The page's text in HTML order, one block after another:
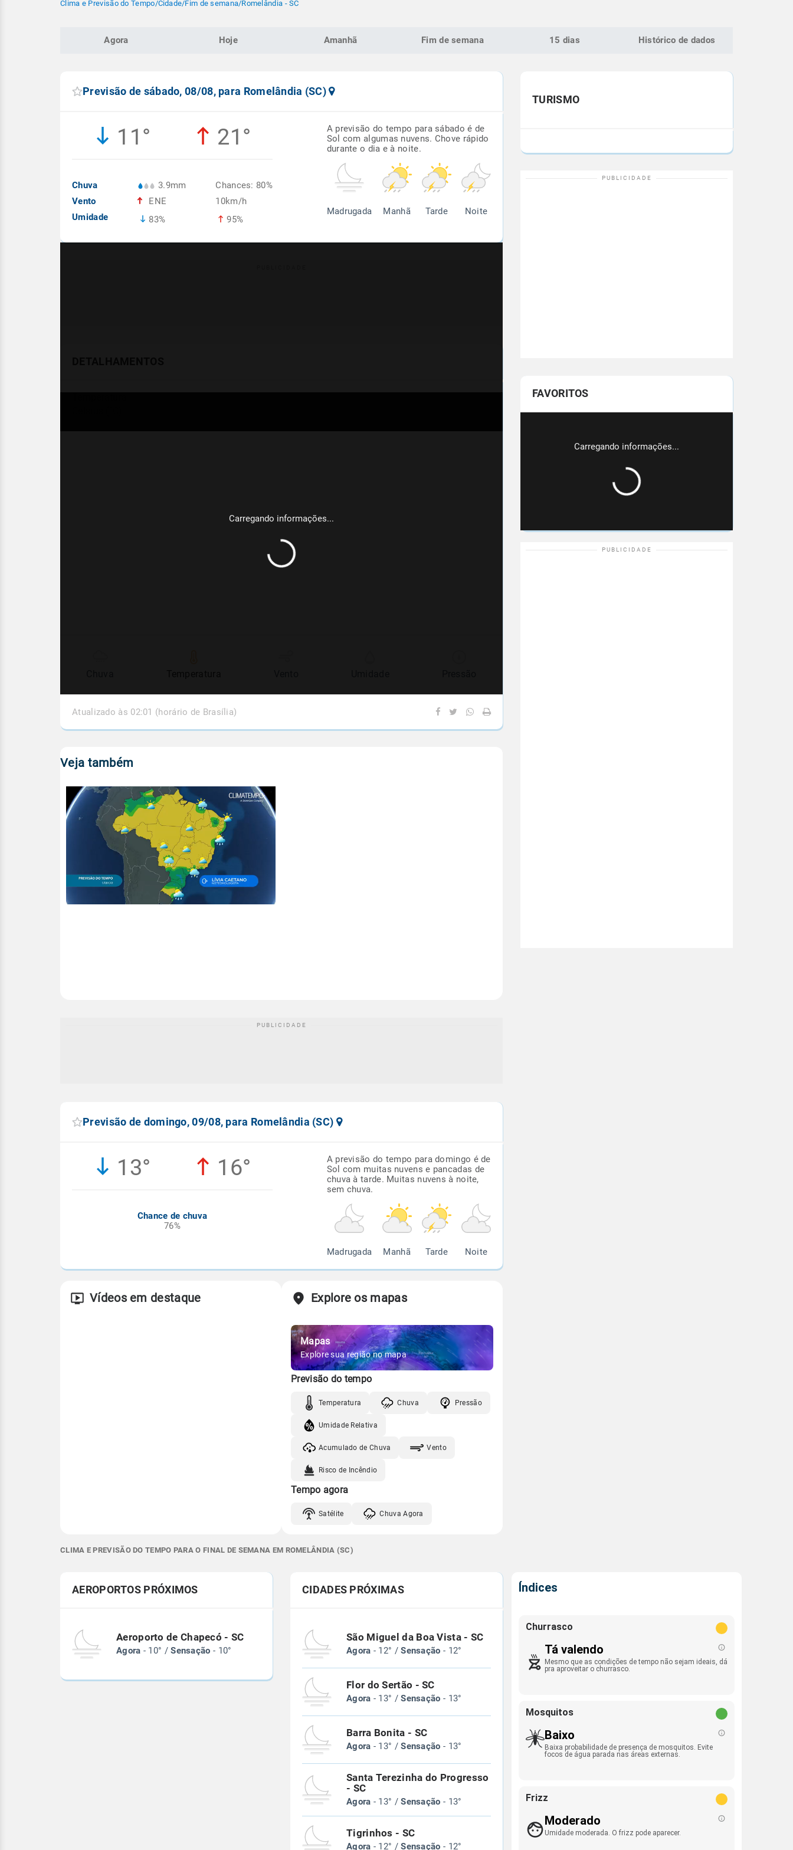
Clima e Previsão do Tempo/Cidade/Fim de semana/Romelândia - SC
Agora Hoje Amanhã Fim de semana 15 dias Histórico de dados
Previsão de sábado, 08/08, para Romelândia (SC)
11° 21°
Chuva
Vento
Umidade
3.9mm
ENE
83%
Chances: 80%
10km/h
95%
A previsão do tempo para sábado é de
Sol com algumas nuvens. Chove rápido
durante o dia e à noite.
Madrugada Manhã Tarde Noite
Atualizado às 02:01 (horário de Brasília)
Veja também
Previsão de domingo, 09/08, para Romelândia (SC)
13° 16°
Chance de chuva
76%
A previsão do tempo para domingo é de
Sol com muitas nuvens e pancadas de
chuva à tarde. Muitas nuvens à noite,
sem chuva.
Madrugada Manhã Tarde Noite
Vídeos em destaque Explore os mapas
Mapas
Explore sua região no mapa
Previsão do tempo
Temperatura Chuva Pressão
Umidade Relativa
Acumulado de Chuva Vento
Risco de Incêndio
Tempo agora
Satélite Chuva Agora
TURISMO
FAVORITOS
CLIMA E PREVISÃO DO TEMPO PARA O FINAL DE SEMANA EM ROMELÂNDIA (SC)
AEROPORTOS PRÓXIMOS
Aeroporto de Chapecó - SC
Agora - 10° /Sensação - 10°
CIDADES PRÓXIMAS
São Miguel da Boa Vista - SC
Agora - 12° /Sensação - 12°
Flor do Sertão - SC
Agora - 13° /Sensação - 13°
Barra Bonita - SC
Agora - 13° /Sensação - 13°
Santa Terezinha do Progresso
- SC
Agora - 13° /Sensação - 13°
Tigrinhos - SC
Agora - 12° /Sensação - 12°
Índices
Churrasco
Tá valendo
Mesmo que as condições de tempo não sejam ideais, dá
pra aproveitar o churrasco.
Mosquitos
Baixo
Baixa probabilidade de presença de mosquitos. Evite
focos de água parada nas áreas externas.
Frizz
Moderado
Umidade moderada. O frizz pode aparecer.